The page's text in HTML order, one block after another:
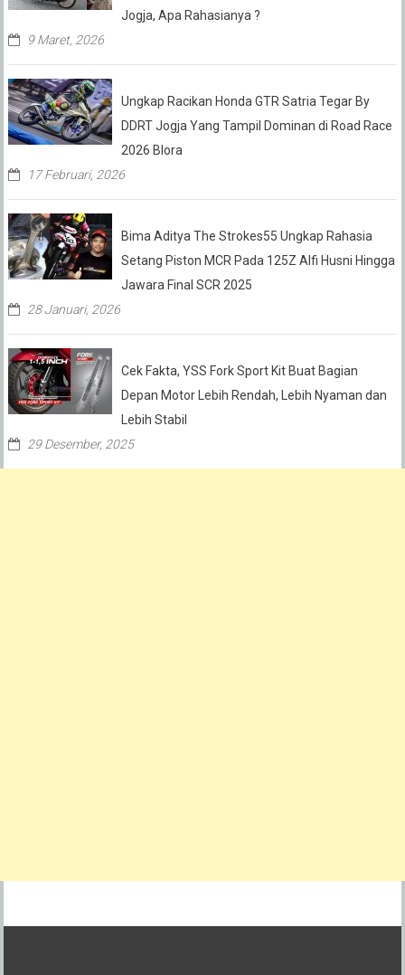
Jogja, Apa Rahasianya ?
9 Maret, 2026
Ungkap Racikan Honda GTR Satria Tegar By
DDRT Jogja Yang Tampil Dominan di Road Race
2026 Blora
17 Februari, 2026
Bima Aditya The Strokes55 Ungkap Rahasia
Setang Piston MCR Pada 125Z Alfi Husni Hingga
Jawara Final SCR 2025
28 Januari, 2026
Cek Fakta, YSS Fork Sport Kit Buat Bagian
Depan Motor Lebih Rendah, Lebih Nyaman dan
Lebih Stabil
29 Desember, 2025